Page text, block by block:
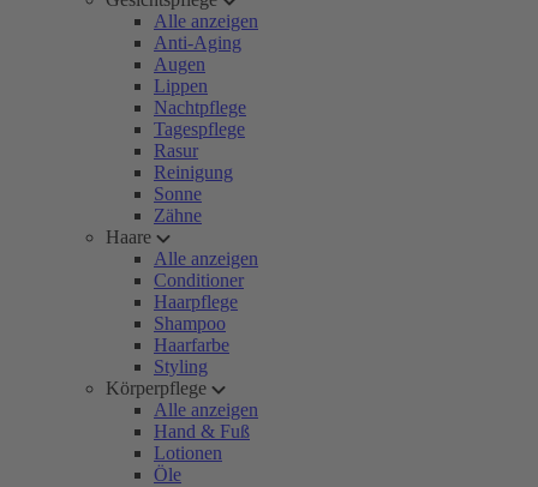
Alle anzeigen
Anti-Aging
Augen
Lippen
Nachtpflege
Tagespflege
Rasur
Reinigung
Sonne
Zähne
Haare
Alle anzeigen
Conditioner
Haarpflege
Shampoo
Haarfarbe
Styling
Körperpflege
Alle anzeigen
Hand & Fuß
Lotionen
Öle